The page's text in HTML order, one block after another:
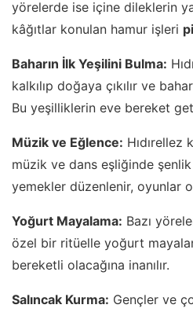
yörelerde ise içine dileklerin
kâğıtlar konulan hamur işleri
Baharın İlk Yeşilini Bulma:
kalkılıp doğaya çıkılır ve
Bu yeşilliklerin eve bereket
Müzik ve Eğlence: Hıdırellez
müzik ve dans eşliğinde
yemekler düzenlenir, oyunlar
Yoğurt Mayalama: Bazı
özel bir ritüelle yoğurt
bereketli olacağına inanılır.
Salıncak Kurma: Gençler ve